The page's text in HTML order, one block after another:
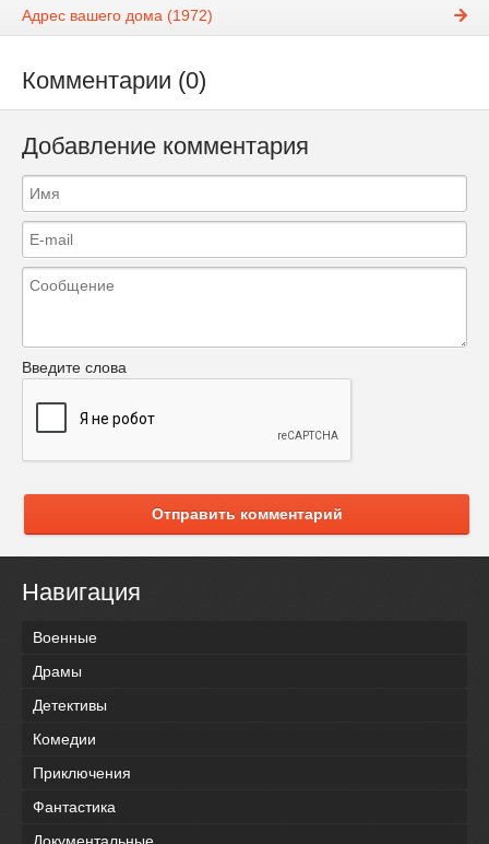
Адрес вашего дома (1972)
Комментарии (0)
Добавление комментария
Введите слова
Отправить комментарий
Навигация
Военные
Драмы
Детективы
Комедии
Приключения
Фантастика